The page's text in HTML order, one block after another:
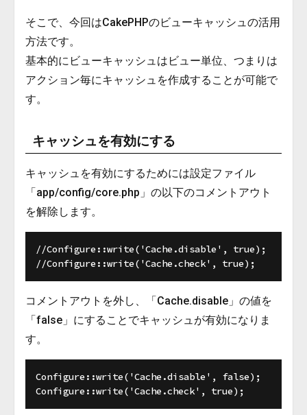
そこで、今回はCakePHPのビューキャッシュの活用
方法です。
基本的にビューキャッシュはビュー単位、つまりは
アクション毎にキャッシュを作成することが可能で
す。
キャッシュを有効にする
キャッシュを有効にするためには設定ファイル
「app/config/core.php」の以下のコメントアウト
を解除します。
//Configure::write('Cache.disable', true);
コメントアウトを外し、「Cache.disable」の値を
「false」にすることでキャッシュが有効になりま
す。
Configure::write('Cache.disable', false);